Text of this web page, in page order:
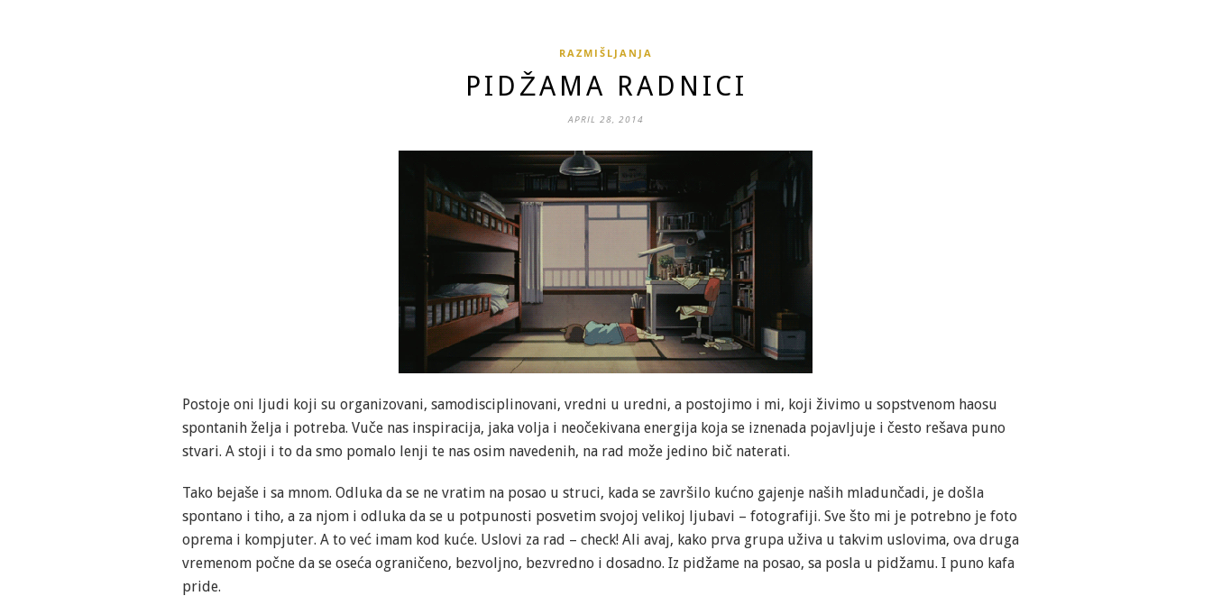
RAZMIŠLJANJA
PIDŽAMA RADNICI
APRIL 28, 2014
Postoje oni ljudi koji su organizovani, samodisciplinovani, vredni u uredni, a postojimo i mi, koji živimo u sopstvenom haosu
spontanih želja i potreba. Vuče nas inspiracija, jaka volja i neočekivana energija koja se iznenada pojavljuje i često rešava puno
stvari. A stoji i to da smo pomalo lenji te nas osim navedenih, na rad može jedino bič naterati.
Tako bejaše i sa mnom. Odluka da se ne vratim na posao u struci, kada se završilo kućno gajenje naših mladunčadi, je došla
spontano i tiho, a za njom i odluka da se u potpunosti posvetim svojoj velikoj ljubavi – fotografiji. Sve što mi je potrebno je foto
oprema i kompjuter. A to već imam kod kuće. Uslovi za rad – check! Ali avaj, kako prva grupa uživa u takvim uslovima, ova druga
vremenom počne da se oseća ograničeno, bezvoljno, bezvredno i dosadno. Iz pidžame na posao, sa posla u pidžamu. I puno kafa
pride.